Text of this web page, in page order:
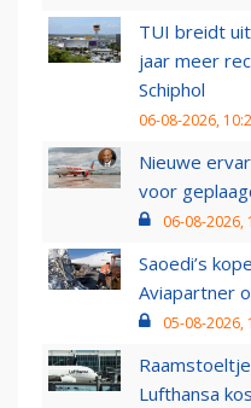
TUI breidt
jaar meer
Schiphol
06-08-2026,
Nieuwe
voor
06-08-2026,
Saoedi’s
Aviapartner
05-08-2026,
Lufthansa